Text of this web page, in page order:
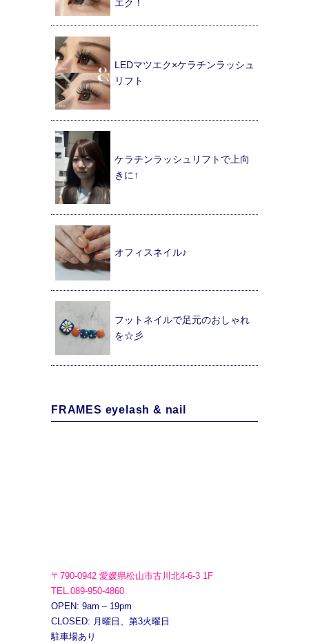
エク！
LEDマツエク×ケラチンラッシュ
リフト
ケラチンラッシュリフトで上向
きに↑
オフィスネイル♪
フットネイルで足元のおしゃれ
を☆彡
FRAMES eyelash & nail
〒790-0942 愛媛県松山市古川北4-6-3 1F
TEL.089-950-4860
OPEN: 9am – 19pm
CLOSED: 月曜日、第3火曜日
駐車場あり